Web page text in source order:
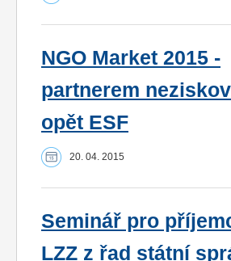
NGO Market 2015 -
partnerem
opět ESF
20. 04. 2015
Seminář pro
LZZ z řad státní